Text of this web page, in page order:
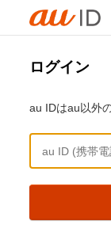
ログイン
au IDはau以外